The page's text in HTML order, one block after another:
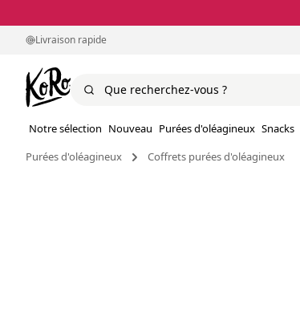
Livraison rapide
Notre sélection Nouveau Purées d'oléagineux Snacks
Purées d'oléagineux
Coffrets purées d'oléagineux